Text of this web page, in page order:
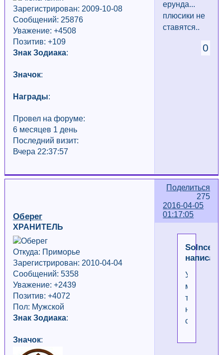
Зарегистрирован: 2009-10-08
Сообщений: 25876
Уважение: +4508
Позитив: +109
Знак Зодиака:
Значок:
Награды:
Провел на форуме:
6 месяцев 1 день
Последний визит:
Вчера 22:37:57
ерунда...
плюсики не
ставятся..
0
Поделиться
275
2016-04-05
01:17:05
Оберег
ХРАНИТЕЛЬ
Откуда: Приморье
Зарегистрирован: 2010-04-04
Сообщений: 5358
Уважение: +2439
Позитив: +4072
Пол: Мужской
Знак Зодиака:
Значок:
Solnce
У
меня
тоже
не
ставятся